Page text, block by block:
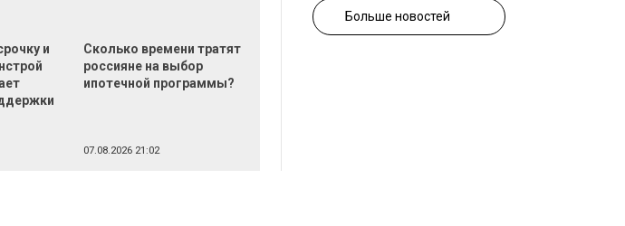
и
Сколько времени тратят
россияне на выбор
ипотечной программы?
07.08.2026 21:02
Больше новостей